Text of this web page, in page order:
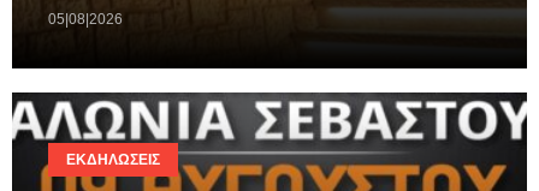
05|08|2026
ΕΚΔΗΛΏΣΕΙΣ